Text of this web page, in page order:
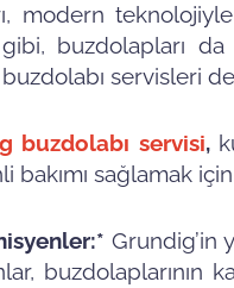
modern
buzdolapları
servisleri
buzdolabı servisi,
bakımı sağlamak
Grundig’in
buzdolaplarının